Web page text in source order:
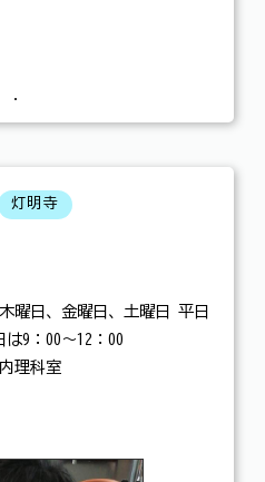
灯明寺
曜日、金曜日、土曜日 平日
は9：00～12：00
理科室